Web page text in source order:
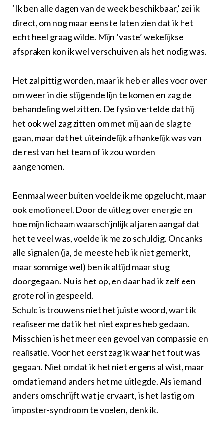
‘Ik ben alle dagen van de week beschikbaar,’ zei ik
direct, om nog maar eens te laten zien dat ik het
echt heel graag wilde. Mijn ‘vaste’ wekelijkse
afspraken kon ik wel verschuiven als het nodig was.
Het zal pittig worden, maar ik heb er alles voor over
om weer in die stijgende lijn te komen en zag de
behandeling wel zitten. De fysio vertelde dat hij
het ook wel zag zitten om met mij aan de slag te
gaan, maar dat het uiteindelijk afhankelijk was van
de rest van het team of ik zou worden
aangenomen.
Eenmaal weer buiten voelde ik me opgelucht, maar
ook emotioneel. Door de uitleg over energie en
hoe mijn lichaam waarschijnlijk al jaren aangaf dat
het te veel was, voelde ik me zo schuldig. Ondanks
alle signalen (ja, de meeste heb ik niet gemerkt,
maar sommige wel) ben ik altijd maar stug
doorgegaan. Nu is het op, en daar had ik zelf een
grote rol in gespeeld.
Schuld is trouwens niet het juiste woord, want ik
realiseer me dat ik het niet expres heb gedaan.
Misschien is het meer een gevoel van compassie en
realisatie. Voor het eerst zag ik waar het fout was
gegaan. Niet omdat ik het niet ergens al wist, maar
omdat iemand anders het me uitlegde. Als iemand
anders omschrijft wat je ervaart, is het lastig om
imposter-syndroom te voelen, denk ik.